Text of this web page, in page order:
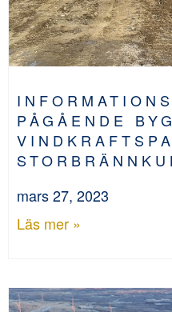
PÅGÅENDE
mars 27, 2023
Läs mer »